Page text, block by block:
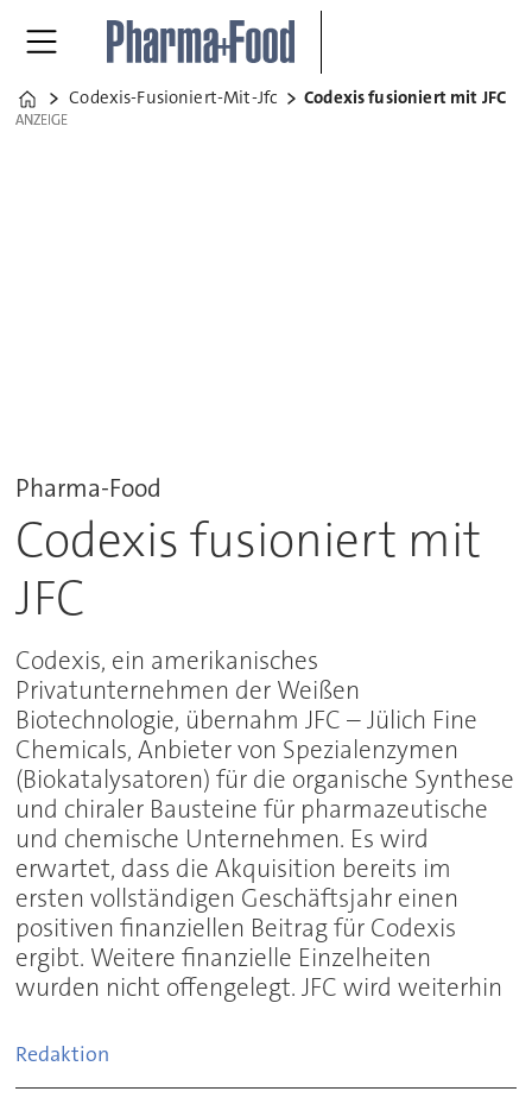
Home
Codexis-Fusioniert-Mit-Jfc Codexis fusioniert mit JFC
ANZEIGE
ANZEIGE
Pharma-Food
Codexis fusioniert mit
JFC
Codexis, ein amerikanisches
Privatunternehmen der Weißen
Biotechnologie, übernahm JFC – Jülich Fine
Chemicals, Anbieter von Spezialenzymen
(Biokatalysatoren) für die organische Synthese
und chiraler Bausteine für pharmazeutische
und chemische Unternehmen. Es wird
erwartet, dass die Akquisition bereits im
ersten vollständigen Geschäftsjahr einen
positiven finanziellen Beitrag für Codexis
ergibt. Weitere finanzielle Einzelheiten
wurden nicht offengelegt. JFC wird weiterhin
Redaktion